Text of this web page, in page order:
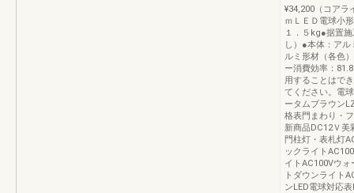
¥34,200（コアラ
ｍＬＥＤ電球小
１．５kg●据置
し）●本体：ア
ルミ形材（各色
ー消費効率：
用することはで
てください。電
ータムブラウン
格表門まわり・
新商品DC12Ｖ美
門柱灯・表札灯
ックライト
イトAC100Vウ
トダウンライト
ンLED電球対応